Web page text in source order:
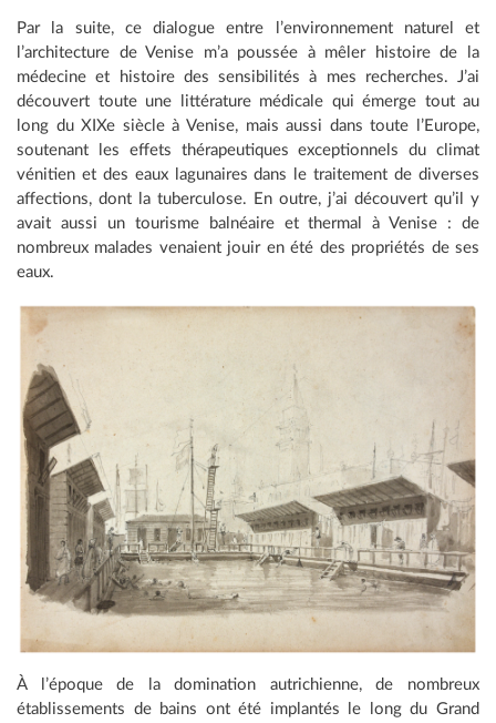
Par la suite, ce dialogue entre l’environnement naturel et
l’architecture de Venise m’a poussée à mêler histoire de la
médecine et histoire des sensibilités à mes recherches. J’ai
découvert toute une littérature médicale qui émerge tout au
long du XIXe siècle à Venise, mais aussi dans toute l’Europe,
soutenant les effets thérapeutiques exceptionnels du climat
vénitien et des eaux lagunaires dans le traitement de diverses
affections, dont la tuberculose. En outre, j’ai découvert qu’il y
avait aussi un tourisme balnéaire et thermal à Venise : de
nombreux malades venaient jouir en été des propriétés de ses
eaux.
À l’époque de la domination autrichienne, de nombreux
établissements de bains ont été implantés le long du Grand